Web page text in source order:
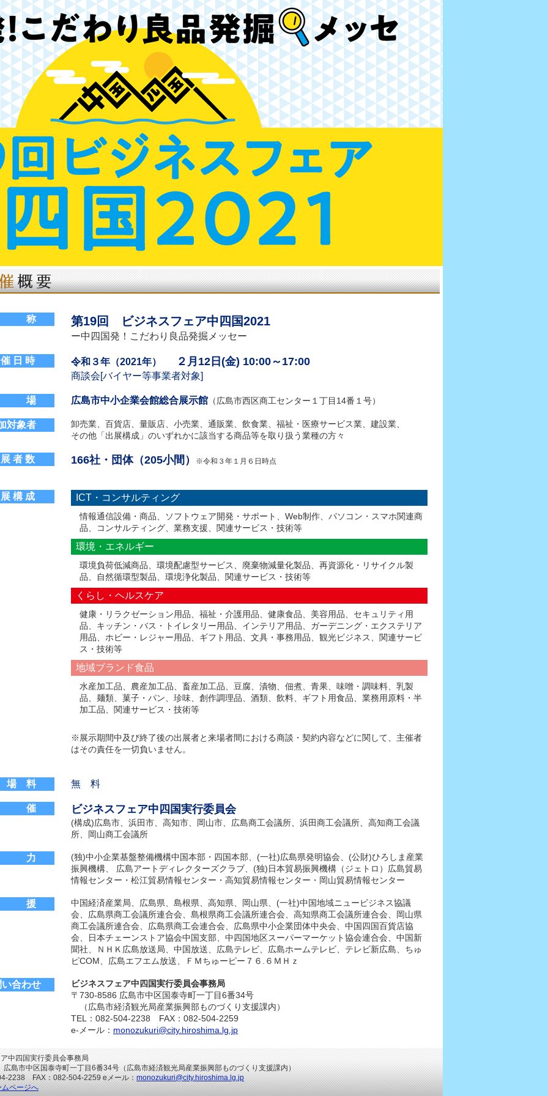
称 第19回 ビジネスフェア中四国2021
ー中四国発！こだわり良品発掘メッセー
日 時 令和３年（2021年） ２月12日(金) 10:00～17:00
商談会[バイヤー等事業者対象]
場 広島市中小企業会館総合展示館 （広島市西区商工センター１丁目14番１号）
対象者
卸売業、百貨店、量販店、小売業、通販業、飲食業、福祉・医療サービス業、建設業、
その他「出展構成」のいずれかに該当する商品等を取り扱う業種の方々
者 数 166社・団体（205小間） ※令和３年１月６日時点
構 成 ICT・コンサルティング
情報通信設備・商品、ソフトウェア開発・サポート、Web制作、パソコン・スマホ関連商
品、コンサルティング、業務支援、関連サービス・技術等
環境・エネルギー
環境負荷低減商品、環境配慮型サービス、廃棄物減量化製品、再資源化・リサイクル製
品、自然循環型製品、環境浄化製品、関連サービス・技術等
くらし・ヘルスケア
健康・リラクゼーション用品、福祉・介護用品、健康食品、美容用品、セキュリティ用
品、キッチン・バス・トイレタリー用品、インテリア用品、ガーデニング・エクステリア
用品、ホビー・レジャー用品、ギフト用品、文具・事務用品、観光ビジネス、関連サービ
ス・技術等
地域ブランド食品
水産加工品、農産加工品、畜産加工品、豆腐、漬物、佃煮、青果、味噌・調味料、乳製
品、麺類、菓子・パン、珍味、創作調理品、酒類、飲料、ギフト用食品、業務用原料・半
加工品、関連サービス・技術等
※展示期間中及び終了後の出展者と来場者間における商談・契約内容などに関して、主催者
はその責任を一切負いません。
場 料 無 料
催 ビジネスフェア中四国実行委員会
(構成)広島市、浜田市、高知市、岡山市、広島商工会議所、浜田商工会議所、高知商工会議
所、岡山商工会議所
力
(独)中小企業基盤整備機構中国本部・四国本部、(一社)広島県発明協会、(公財)ひろしま産業
振興機構、 広島アートディレクターズクラブ、(独)日本貿易振興機構（ジェトロ）広島貿易
情報センター・松江貿易情報センター・高知貿易情報センター・岡山貿易情報センター
援
中国経済産業局、広島県、島根県、高知県、岡山県、(一社)中国地域ニュービジネス協議
会、広島県商工会議所連合会、島根県商工会議所連合会、高知県商工会議所連合会、岡山県
商工会議所連合会、広島県商工会連合会、広島県中小企業団体中央会、中国四国百貨店協
会、日本チェーンストア協会中国支部、中四国地区スーパーマーケット協会連合会、中国新
聞社、ＮＨＫ広島放送局、中国放送、広島テレビ、広島ホームテレビ、テレビ新広島、ちゅ
ピCOM、広島エフエム放送、ＦＭちゅーピー７６.６ＭＨｚ
合わせ
ビジネスフェア中四国実行委員会事務局
〒730-8586 広島市中区国泰寺町一丁目6番34号
（広島市経済観光局産業振興部ものづくり支援課内）
TEL：082-504-2238 FAX：082-504-2259
e-メール： monozukuri@city.hiroshima.lg.jp
中四国実行委員会事務局
島市中区国泰寺町一丁目6番34号（広島市経済観光局産業振興部ものづくり支援課内）
2238 FAX：082-504-2259 eメール：monozukuri@city.hiroshima.lg.jp
ページへ